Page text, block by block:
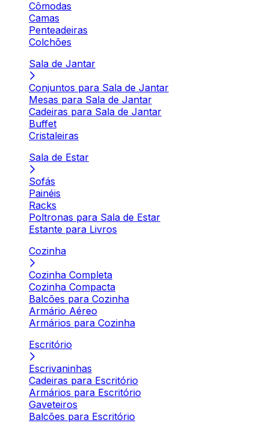
Cômodas
Camas
Penteadeiras
Colchões
Sala de Jantar
Conjuntos para Sala de Jantar
Mesas para Sala de Jantar
Cadeiras para Sala de Jantar
Buffet
Cristaleiras
Sala de Estar
Sofás
Painéis
Racks
Poltronas para Sala de Estar
Estante para Livros
Cozinha
Cozinha Completa
Cozinha Compacta
Balcões para Cozinha
Armário Aéreo
Armários para Cozinha
Escritório
Escrivaninhas
Cadeiras para Escritório
Armários para Escritório
Gaveteiros
Balcões para Escritório